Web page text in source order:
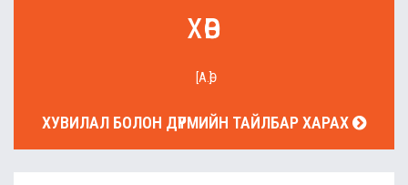
хөв
[А.Ө]
ХУВИЛАЛ БОЛОН ДҮРМИЙН ТАЙЛБАР ХАРАХ